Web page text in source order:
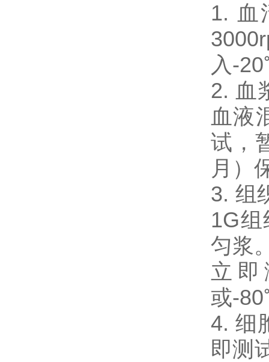
1. 血
入-
2. 血
血液
试，
月）
3. 组
1G
匀浆
立
或-
4. 细
即测